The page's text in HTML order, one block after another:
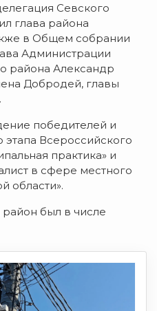
Севского
глава района
в Общем собрании
Администрации
района Александр
Добродей, главы
победителей и
этапа Всероссийского
практика» и
в сфере местного
области».
был в числе